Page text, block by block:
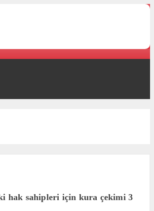
hak sahipleri için kura çekimi 3